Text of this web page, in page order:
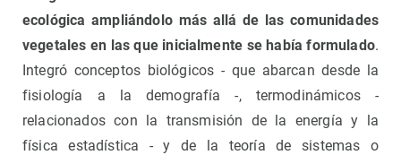
ecológica ampliándolo más allá de las comunidades
vegetales en las que inicialmente se había formulado.
Integró conceptos biológicos - que abarcan desde la
fisiología a la demografía -, termodinámicos -
relacionados con la transmisión de la energía y la
física estadística - y de la teoría de sistemas o